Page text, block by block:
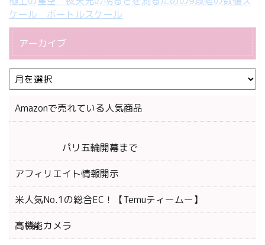
ケール ボートルスケール
アーカイブ
Amazonで売れている人気商品
パリ五輪開幕まで
アフィリエイト情報開示
米人気No.1の総合EC！【Temuティームー】
高機能カメラ